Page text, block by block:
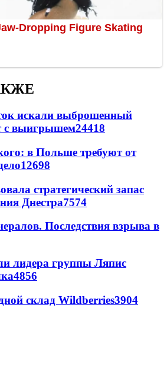
искали выброшенный
с выигрышем24418
в Польше требуют от
12698
стратегический запас
Днестра7574
Последствия взрыва в
лидера группы Ляпис
4856
склад Wildberries3904